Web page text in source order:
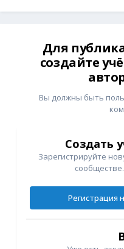
Для
создайте
Вы должны быть
Создать
Зарегистрируйте
Регистрация